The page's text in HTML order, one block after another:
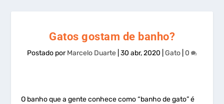
Gatos gostam de banho?
Postado porMarcelo Duarte 30 abr, 2020 Gato 0
O banho que a gente conhece como “banho de gato” é